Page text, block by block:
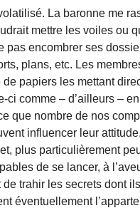
La baronne me
mettre les voiles ou
pas encombrer ses
plans, etc. Les
papiers les mettant
ci comme – d’ailleurs –
que nombre de nos
influencer leur
plus particulièrement
de se lancer, à
de trahir les secrets dont
éventuellement